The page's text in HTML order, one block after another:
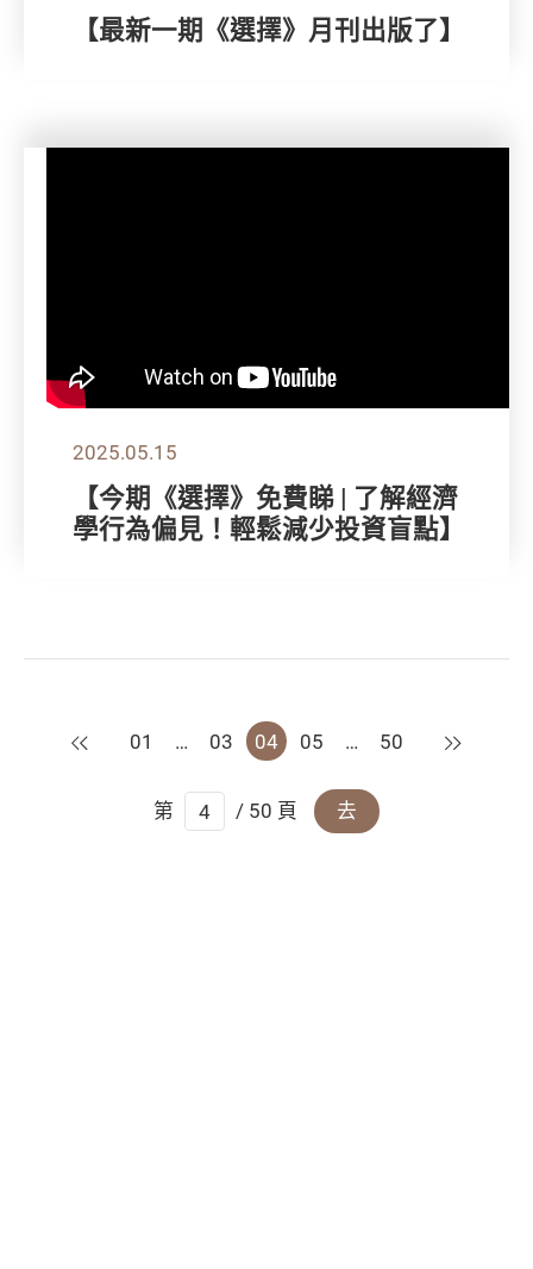
【最新一期《選擇》月刊出版了】
2025.05.15
【今期《選擇》免費睇 | 了解經濟
學行為偏見！輕鬆減少投資盲點】
上一頁
01 … 03 04 05 … 50 下一頁
第 / 50 頁 去